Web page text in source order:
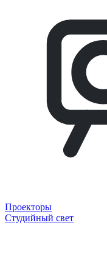
Проекторы
Студийный свет